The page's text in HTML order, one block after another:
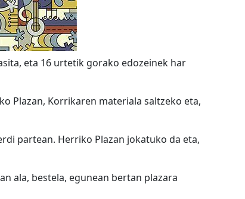
eta 16 urtetik gorako edozeinek har
Plazan, Korrikaren materiala saltzeko eta,
partean. Herriko Plazan jokatuko da eta,
ala, bestela, egunean bertan plazara